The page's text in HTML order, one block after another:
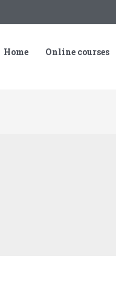
Home Online courses